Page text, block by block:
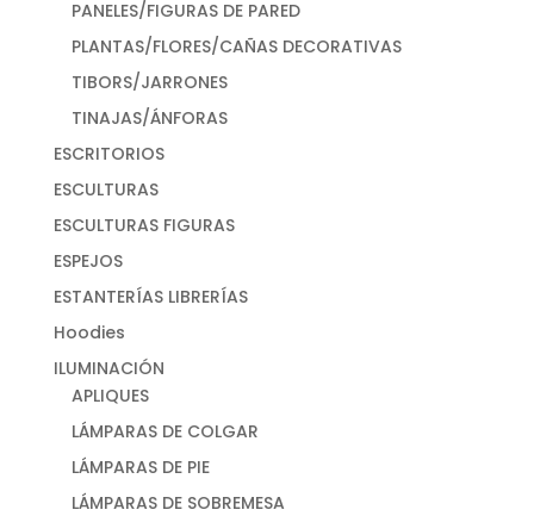
PANELES/FIGURAS DE PARED
PLANTAS/FLORES/CAÑAS DECORATIVAS
TIBORS/JARRONES
TINAJAS/ÁNFORAS
ESCRITORIOS
ESCULTURAS
ESCULTURAS FIGURAS
ESPEJOS
ESTANTERÍAS LIBRERÍAS
Hoodies
ILUMINACIÓN
APLIQUES
LÁMPARAS DE COLGAR
LÁMPARAS DE PIE
LÁMPARAS DE SOBREMESA